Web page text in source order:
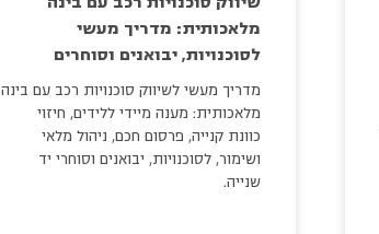
מלאכותית: מדריך מעשי
לסוכנויות, יבואנים וסוחרים
מדריך מעשי לשיווק סוכנויות רכב עם בינה
מלאכותית: מענה מיידי ללידים, חיזוי
כוונת קנייה, פרסום חכם, ניהול מלאי
ושימור, לסוכנויות, יבואנים וסוחרי יד
שנייה.